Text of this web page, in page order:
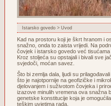
Istarsko govedo > Uvod
Kad na prostoru koji je škrt hranom i
snažno, onda to zaista vrijedi. Na
čovjek i istarsko govedo već
Kroz stoljeća su opstajali i bivali sve
svjedoči, moćan savez.
Što bi zemlja dala, ljudi su
što je najotpornije na geofizičke i
djelovanjem i suživotom čovjeka i
izazove minulih vremena ova snažna
genetske konstitucije koja je
teškim uvjetima rada.